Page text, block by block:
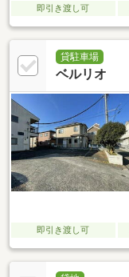
即引き渡し可
貸駐車場
ベルリオ
即引き渡し可